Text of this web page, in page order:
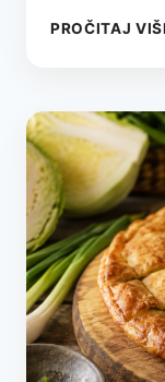
PROČITAJ